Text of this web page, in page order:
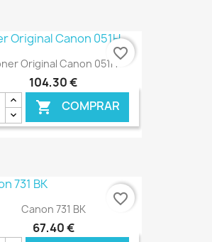
€ ONLINE
Original Canon 051H
104,30 €
 COMPRAR
€ ONLINE
favorite_border
Canon 731 BK
67,40 €
favorite_border